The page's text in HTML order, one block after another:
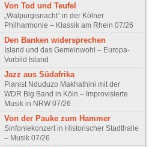
Von Tod und Teufel
„Walpurgisnacht“ in der Kölner
Philharmonie – Klassik am Rhein 07/26
Den Banken widersprechen
Island und das Gemeinwohl – Europa-
Vorbild Island
Jazz aus Südafrika
Pianist Nduduzo Makhathini mit der
WDR Big Band in Köln – Improvisierte
Musik in NRW 07/26
Von der Pauke zum Hammer
Sinfoniekonzert in Historischer Stadthalle
– Musik 07/26